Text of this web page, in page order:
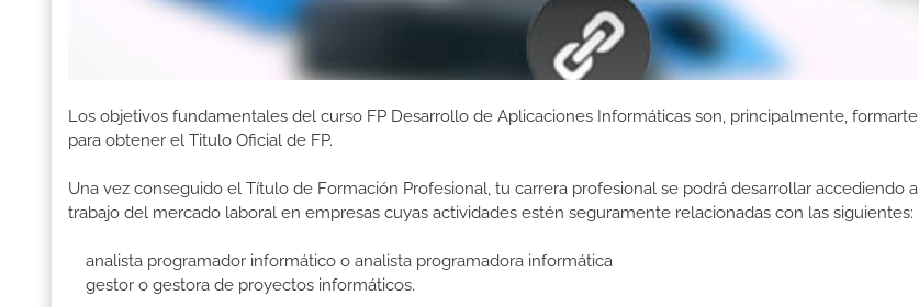
Los objetivos fundamentales del curso FP Desarrollo de Aplicaciones Informáticas son, principalmente,
para obtener el Titulo Oficial de FP.
Una vez conseguido el Título de Formación Profesional, tu carrera profesional se podrá desarrollar accediendo
trabajo del mercado laboral en empresas cuyas actividades estén seguramente relacionadas con las siguientes:
analista programador informático o analista programadora informática
gestor o gestora de proyectos informáticos.